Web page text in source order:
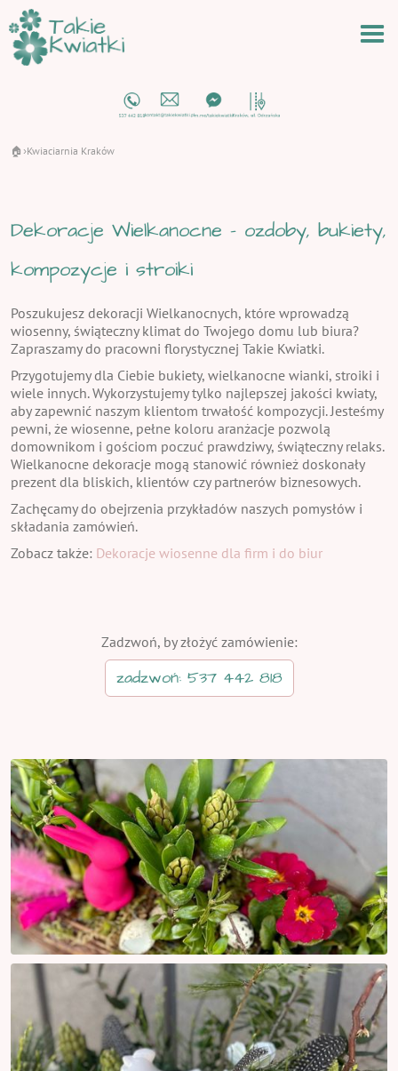
🏠 ›Kwiaciarnia Kraków
Dekoracje Wielkanocne - ozdoby, bukiety,
kompozycje i stroiki
Poszukujesz dekoracji Wielkanocnych, które wprowadzą
wiosenny, świąteczny klimat do Twojego domu lub biura?
Zapraszamy do pracowni florystycznej Takie Kwiatki.
Przygotujemy dla Ciebie bukiety, wielkanocne wianki, stroiki i
wiele innych. Wykorzystujemy tylko najlepszej jakości kwiaty,
aby zapewnić naszym klientom trwałość kompozycji. Jesteśmy
pewni, że wiosenne, pełne koloru aranżacje pozwolą
domownikom i gościom poczuć prawdziwy, świąteczny relaks.
Wielkanocne dekoracje mogą stanowić również doskonały
prezent dla bliskich, klientów czy partnerów biznesowych.
Zachęcamy do obejrzenia przykładów naszych pomysłów i
składania zamówień.
Zobacz także: Dekoracje wiosenne dla firm i do biur
Zadzwoń, by złożyć zamówienie:
zadzwoń: 537 442 818